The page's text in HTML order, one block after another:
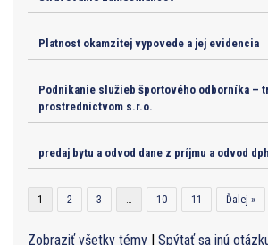
Platnost okamzitej vypovede a jej evidencia
Podnikanie služieb športového odborníka –
prostredníctvom s.r.o.
predaj bytu a odvod dane z príjmu a odvod dph
1 2 3 10 11 Ďalej »
Zobraziť všetky témy | Spýtať sa inú